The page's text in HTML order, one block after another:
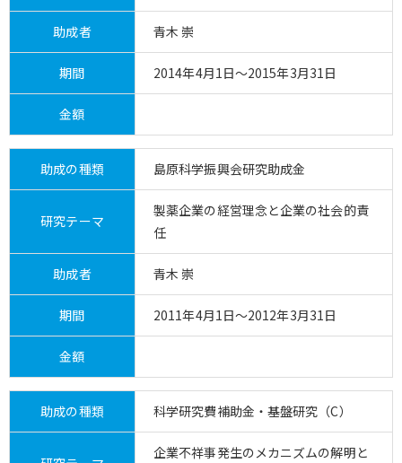
助成者 青木 崇
期間 2014年4月1日～2015年3月31日
金額
助成の種類 島原科学振興会研究助成金
研究テーマ
製薬企業の経営理念と企業の社会的責
任
助成者 青木 崇
期間 2011年4月1日～2012年3月31日
金額
助成の種類 科学研究費補助金・基盤研究（C）
企業不祥事発生のメカニズムの解明と